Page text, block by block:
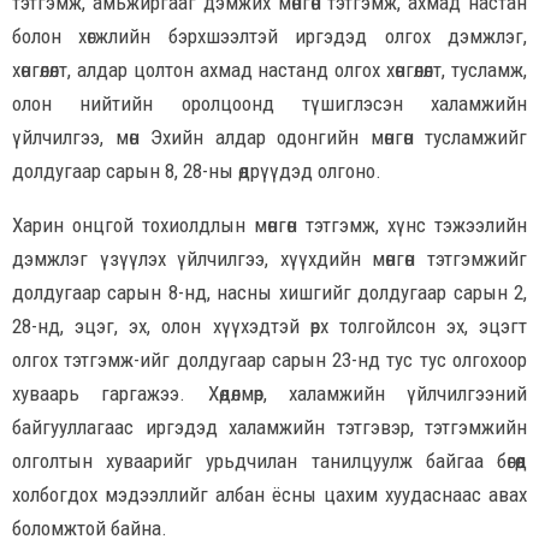
болон хөгжлийн бэрхшээлтэй иргэдэд олгох дэмжлэг,
хөнгөлөлт, алдар цолтон ахмад настанд олгох хөнгөлөлт, тусламж,
олон нийтийн оролцоонд түшиглэсэн халамжийн
үйлчилгээ, мөн Эхийн алдар одонгийн мөнгөн тусламжийг
долдугаар сарын 8, 28-ны өдрүүдэд олгоно.
Харин онцгой тохиолдлын мөнгөн тэтгэмж, хүнс тэжээлийн
дэмжлэг үзүүлэх үйлчилгээ, хүүхдийн мөнгөн тэтгэмжийг
долдугаар сарын 8-нд, насны хишгийг долдугаар сарын 2,
28-нд, эцэг, эх, олон хүүхэдтэй өрх толгойлсон эх, эцэгт
олгох тэтгэмж-ийг долдугаар сарын 23-нд тус тус олгохоор
хуваарь гаргажээ. Хөдөлмөр, халамжийн үйлчилгээний
байгууллагаас иргэдэд халамжийн тэтгэвэр, тэтгэмжийн
олголтын хуваарийг урьдчилан танилцуулж байгаа бөгөөд
холбогдох мэдээллийг албан ёсны цахим хуудаснаас авах
боломжтой байна.